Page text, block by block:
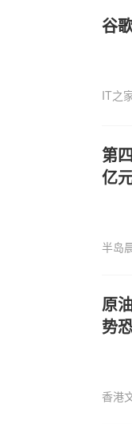
谷
IT之
第
亿
半岛
原
势
香港